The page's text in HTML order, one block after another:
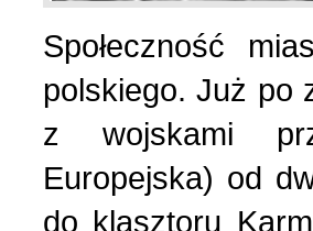
Społeczność
polskiego. Już po
z wojskami
Europejska) od
do klasztoru